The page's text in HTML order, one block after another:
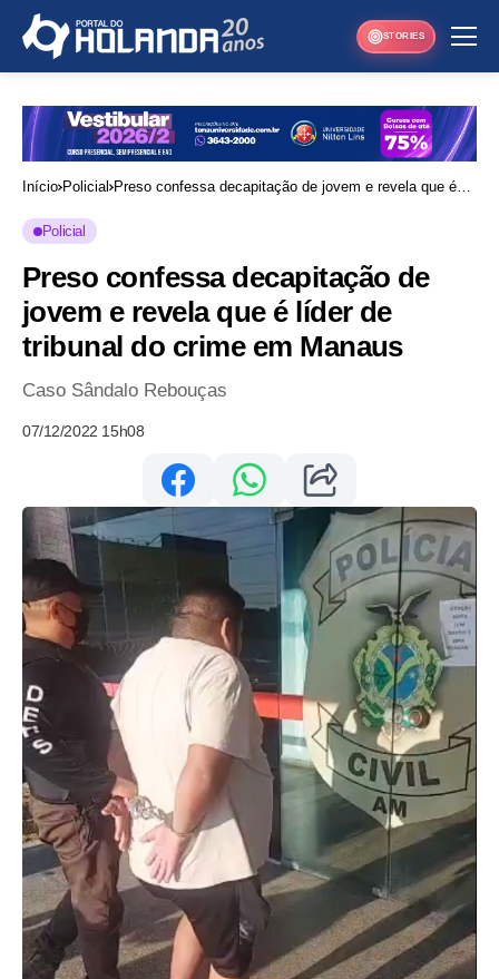
STORIES
Início Policial Preso confessa decapitação de jovem e revela que é
Policial
Preso confessa decapitação de
jovem e revela que é líder de
tribunal do crime em Manaus
Caso Sândalo Rebouças
07/12/2022 15h08